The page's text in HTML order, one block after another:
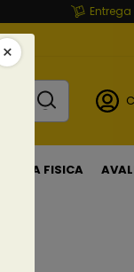
LOJA FISICA